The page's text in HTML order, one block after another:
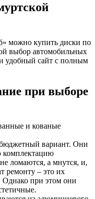
можно купить диски по
выбор автомобильных
удобный сайт с полным
при выборе
и кованые
вариант. Они
комплектацию
ломаются, а мнутся, и,
ремонту – это их
Однако при этом они